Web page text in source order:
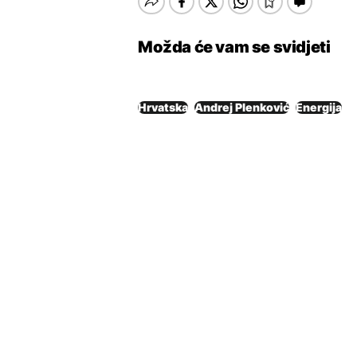
Možda će vam se svidjeti
Hrvatska Andrej Plenković Energija